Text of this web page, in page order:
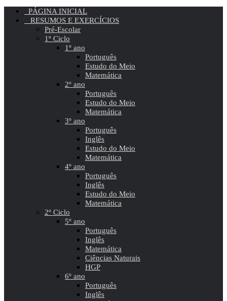
PÁGINA INICIAL
RESUMOS E EXERCÍCIOS
Pré-Escolar
1º Ciclo
1º ano
Português
Estudo do Meio
Matemática
2º ano
Português
Estudo do Meio
Matemática
3º ano
Português
Inglês
Estudo do Meio
Matemática
4º ano
Português
Inglês
Estudo do Meio
Matemática
2º Ciclo
5º ano
Português
Inglês
Matemática
Ciências Naturais
HGP
6º ano
Português
Inglês